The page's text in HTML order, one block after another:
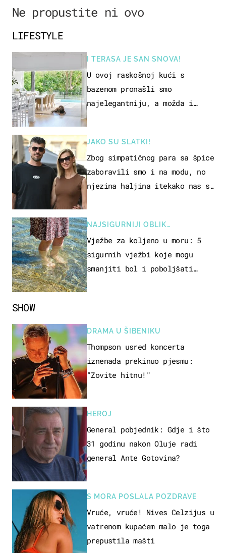
Ne propustite ni ovo
SHOW
DRAMA U ŠIBENIKU
Thompson usred koncerta
iznenada prekinuo pjesmu:
"Zovite hitnu!"
HEROJ
General pobjednik: Gdje i što
31 godinu nakon Oluje radi
general Ante Gotovina?
S MORA POSLALA POZDRAVE
Vruće, vruće! Nives Celzijus u
vatrenom kupaćem malo je toga
prepustila mašti
LIFESTYLE
I TERASA JE SAN SNOVA!
U ovoj raskošnoj kući s
bazenom pronašli smo
najelegantniju, a možda i
JAKO SU SLATKI!
Zbog simpatičnog para sa špice
zaboravili smo i na modu, no
njezina haljina itekako nas se
NAJSIGURNIJI OBLIK
REKREACIJE
Vježbe za koljeno u moru: 5
sigurnih vježbi koje mogu
smanjiti bol i poboljšati